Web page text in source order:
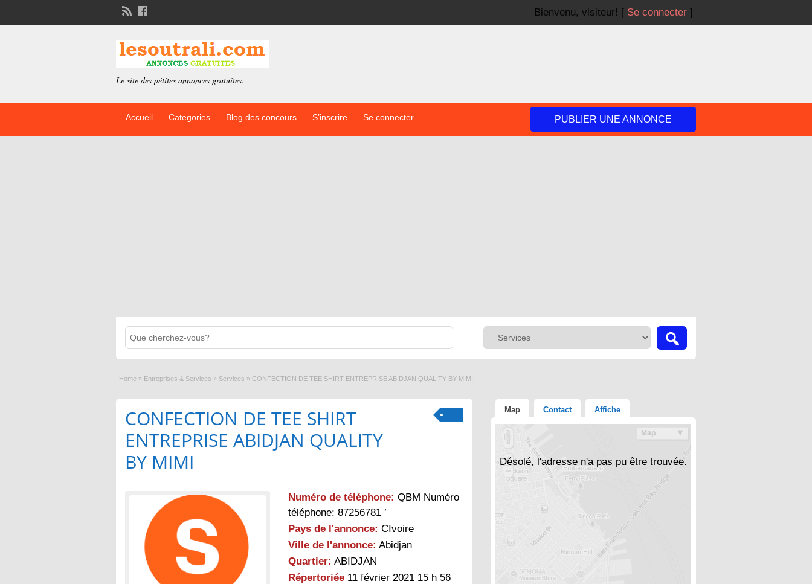
Bienvenu, visiteur! [ Se connecter ]
Le site des pétites annonces gratuites.
Accueil Categories Blog des concours S’inscrire Se connecter PUBLIER UNE ANNONCE
Home » Entreprises & Services » Services » CONFECTION DE TEE SHIRT ENTREPRISE ABIDJAN QUALITY BY MIMI
CONFECTION DE TEE SHIRT
ENTREPRISE ABIDJAN QUALITY
BY MIMI
Numéro de téléphone: QBM Numéro
téléphone: 87256781 ’
Pays de l'annonce: CIvoire
Ville de l'annonce: Abidjan
Quartier: ABIDJAN
Répertoriée 11 février 2021 15 h 56
Map Contact Affiche
Désolé, l'adresse n'a pas pu être trouvée.